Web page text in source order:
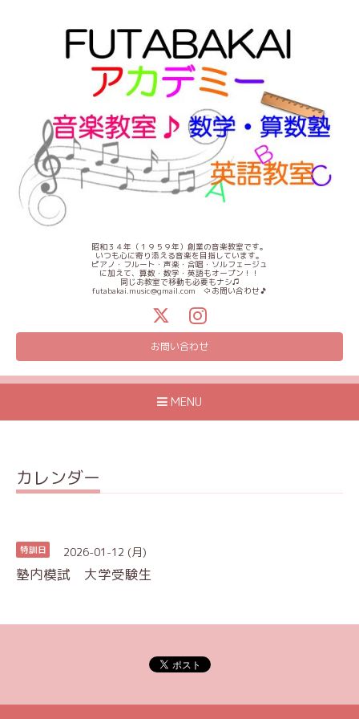
昭和３４年（１９５９年）創業の音楽教室です。
いつも心に寄り添える音楽を目指しています。
ピアノ・フルート・声楽・合唱・ソルフェージュ
に加えて、算数・数学・英語もオープン！！
同じお教室で移動も必要もナシ♫
futabakai.music@gmail.com ⇦お問い合わせ🎵
お問い合わせ
MENU
カレンダー
特訓日 2026-01-12 (月)
塾内模試 大学受験生